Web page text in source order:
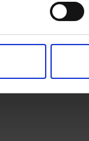
in qualsiasi